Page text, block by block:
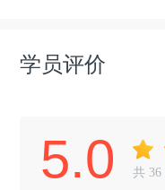
学员评价
5.0 共36